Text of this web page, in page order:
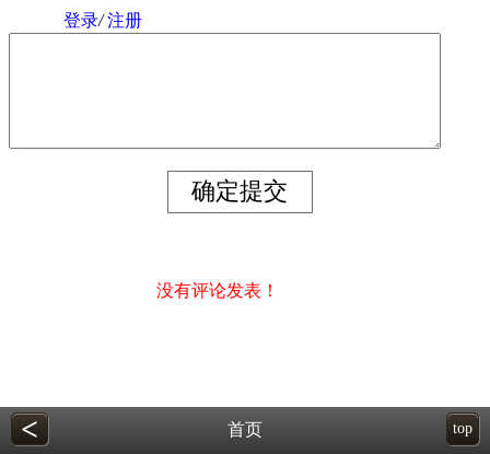
登录/ 注册
没有评论发表！
首页
< top